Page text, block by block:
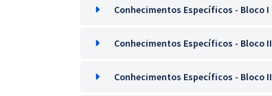
Conhecimentos Específicos - Bloco I
Conhecimentos Específicos - Bloco II
Conhecimentos Específicos - Bloco